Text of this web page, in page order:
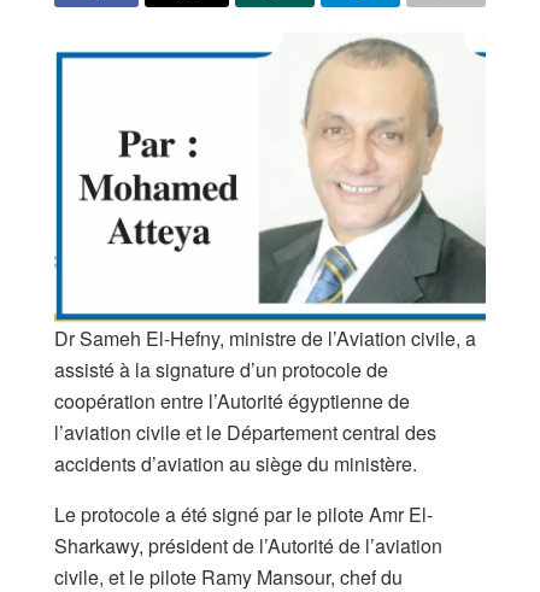
Dr Sameh El-Hefny, ministre de l’Aviation civile, a
assisté à la signature d’un protocole de
coopération entre l’Autorité égyptienne de
l’aviation civile et le Département central des
accidents d’aviation au siège du ministère.
Le protocole a été signé par le pilote Amr El-
Sharkawy, président de l’Autorité de l’aviation
civile, et le pilote Ramy Mansour, chef du